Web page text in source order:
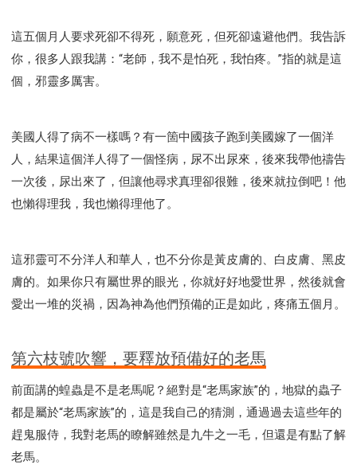
這五個月人要求死卻不得死，願意死，但死卻遠避他們。我告訴
你，很多人跟我講：“老師，我不是怕死，我怕疼。”指的就是這
個，邪靈多厲害。
美國人得了病不一樣嗎？有一箇中國孩子跑到美國嫁了一個洋
人，結果這個洋人得了一個怪病，尿不出尿來，後來我帶他禱告
一次後，尿出來了，但讓他尋求真理卻很難，後來就拉倒吧！他
也懶得理我，我也懶得理他了。
這邪靈可不分洋人和華人，也不分你是黃皮膚的、白皮膚、黑皮
膚的。如果你只有屬世界的眼光，你就好好地愛世界，然後就會
愛出一堆的災禍，因為神為他們預備的正是如此，疼痛五個月。
第六枝號吹響，要釋放預備好的老馬
前面講的蝗蟲是不是老馬呢？絕對是“老馬家族”的，地獄的蟲子
都是屬於“老馬家族”的，這是我自己的猜測，通過過去這些年的
趕鬼服侍，我對老馬的瞭解雖然是九牛之一毛，但還是有點了解
老馬。